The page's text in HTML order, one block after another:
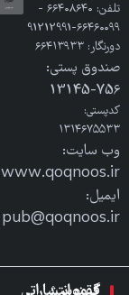
تلفن: ٦٦٤٠٨٦٤٠ -
٦٦٤٦٠٠٩٩-91212991
دورنگار: ٦٦٤١٣٩٣٣
صندوق پستی:
756-13145
کدپستی:
۱۳۱۴۶۷۵۵۳۳
وب سایت:
www.qoqnoos.ir
ایمیل:
pub@qoqnoos.ir